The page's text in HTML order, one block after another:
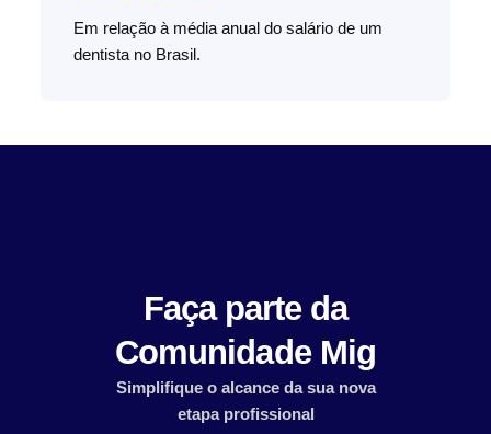
Em relação à média anual do salário de um
dentista no Brasil.
Faça parte da
Comunidade Mig
Simplifique o alcance da sua nova
etapa profissional